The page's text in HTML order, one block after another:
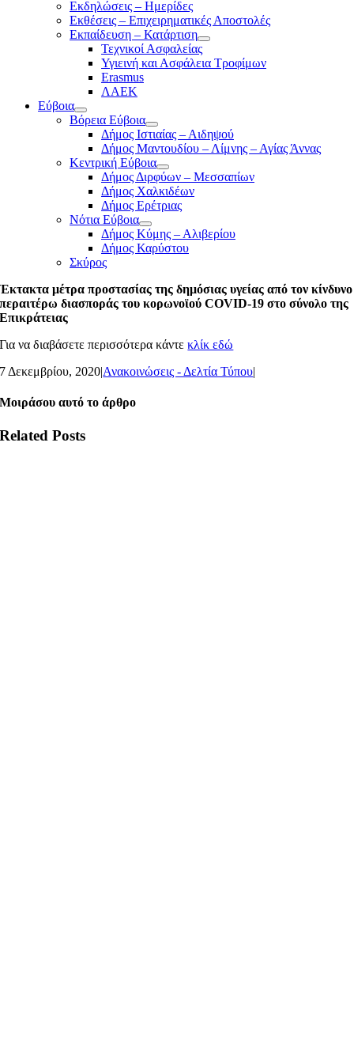
Εκδηλώσεις – Ημερίδες
Εκθέσεις – Επιχειρηματικές Αποστολές
Εκπαίδευση – Κατάρτιση
Τεχνικοί Ασφαλείας
Υγιεινή και Ασφάλεια Τροφίμων
Erasmus
ΛΑΕΚ
Εύβοια
Βόρεια Εύβοια
Δήμος Ιστιαίας – Αιδηψού
Δήμος Μαντουδίου – Λίμνης – Αγίας Άννας
Κεντρική Εύβοια
Δήμος Διρφύων – Μεσσαπίων
Δήμος Χαλκιδέων
Δήμος Ερέτριας
Νότια Εύβοια
Δήμος Κύμης – Αλιβερίου
Δήμος Καρύστου
Σκύρος
Έκτακτα μέτρα προστασίας της δημόσιας υγείας από τον κίνδυνο
περαιτέρω διασποράς του κορωνοϊού CΟVID-19 στο σύνολο της
Επικράτειας
Για να διαβάσετε περισσότερα κάντεκλίκ εδώ
7 Δεκεμβρίου, 2020|Ανακοινώσεις - Δελτία Τύπου|
Μοιράσου αυτό το άρθρο
Related Posts